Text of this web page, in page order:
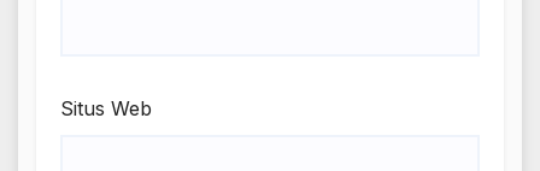
Situs Web